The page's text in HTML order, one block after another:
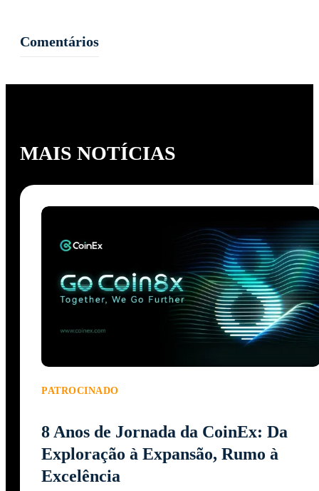
Comentários
MAIS NOTÍCIAS
PATROCINADO
8 Anos de Jornada da CoinEx: Da
Exploração à Expansão, Rumo à
Excelência